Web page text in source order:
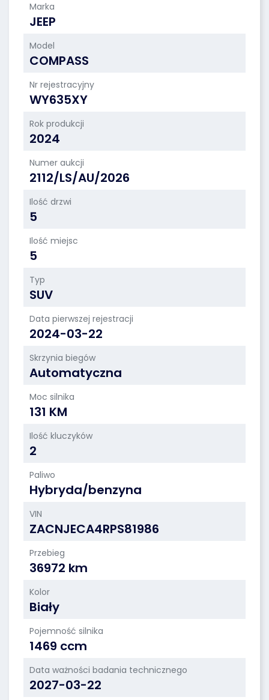
Marka
JEEP
Model
COMPASS
Nr rejestracyjny
WY635XY
Rok produkcji
2024
Numer aukcji
2112/LS/AU/2026
Ilość drzwi
5
Ilość miejsc
5
Typ
SUV
Data pierwszej rejestracji
2024-03-22
Skrzynia biegów
Automatyczna
Moc silnika
131 KM
Ilość kluczyków
2
Paliwo
Hybryda/benzyna
VIN
ZACNJECA4RPS81986
Przebieg
36972 km
Kolor
Biały
Pojemność silnika
1469 ccm
Data ważności badania technicznego
2027-03-22